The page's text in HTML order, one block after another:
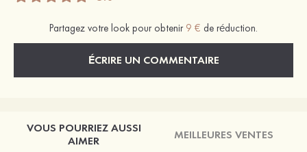
Partagez votre look pour obtenir 9 € de réduction.
ÉCRIRE UN COMMENTAIRE
VOUS POURRIEZ AUSSI
AIMER
MEILLEURES VENTES